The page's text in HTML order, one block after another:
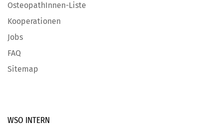
OsteopathInnen-Liste
Kooperationen
Jobs
FAQ
Sitemap
WSO INTERN